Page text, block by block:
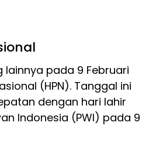
lainnya pada 9 Februari
(HPN). Tanggal ini
dengan hari lahir
Indonesia (PWI) pada 9